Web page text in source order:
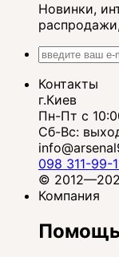
Новинки,
Контакты
г.Киев
Пн-Пт с
Сб-Вс:
098 311-99-
©
Компания